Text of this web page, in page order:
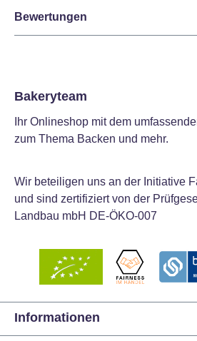
Bewertungen
Bakeryteam
Ihr Onlineshop mit dem
zum Thema Backen und mehr.
Wir beteiligen uns an der Initiative
und sind zertifiziert von der
Landbau mbH DE-ÖKO-007
Informationen